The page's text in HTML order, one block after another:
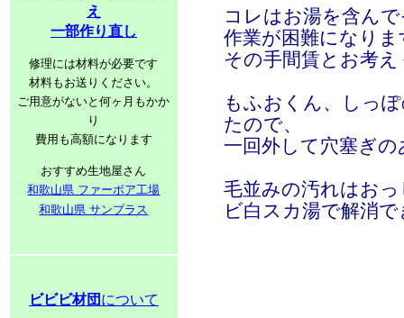
え
一部作り直し
修理には材料が必要です
材料もお送りください。
ご用意がないと何ヶ月もかか
り
費用も高額になります
おすすめ生地屋さん
和歌山県 ファーボア工場
和歌山県 サンプラス
ビビビ材団 について
コレはお湯を含ん
作業が困難になり
その手間賃とお考
もふおくん、しっ
たので、
一回外して穴塞ぎ
毛並みの汚れはお
ビ白スカ湯で解消